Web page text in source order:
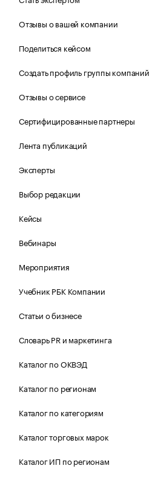
Отзывы о вашей компании
Поделиться кейсом
Создать профиль группы компаний
Отзывы о сервисе
Сертифицированные партнеры
Лента публикаций
Эксперты
Выбор редакции
Кейсы
Вебинары
Мероприятия
Учебник РБК Компании
Статьи о бизнесе
Словарь PR и маркетинга
Каталог по ОКВЭД
Каталог по регионам
Каталог по категориям
Каталог торговых марок
Каталог ИП по регионам